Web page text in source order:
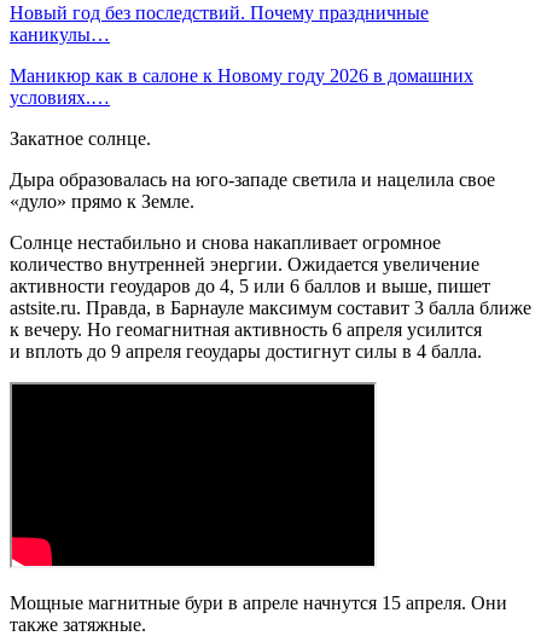
Новый год без последствий. Почему праздничные
каникулы…
Маникюр как в салоне к Новому году 2026 в домашних
условиях.…
Закатное солнце.
Дыра образовалась на юго-западе светила и нацелила свое
«дуло» прямо к Земле.
Солнце нестабильно и снова накапливает огромное
количество внутренней энергии. Ожидается увеличение
активности геоударов до 4, 5 или 6 баллов и выше, пишет
astsite.ru. Правда, в Барнауле максимум составит 3 балла ближе
к вечеру. Но геомагнитная активность 6 апреля усилится
и вплоть до 9 апреля геоудары достигнут силы в 4 балла.
Мощные магнитные бури в апреле начнутся 15 апреля. Они
также затяжные.